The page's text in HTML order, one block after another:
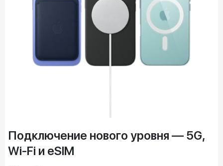
Подключение нового уровня — 5G,
Wi-Fi и eSIM